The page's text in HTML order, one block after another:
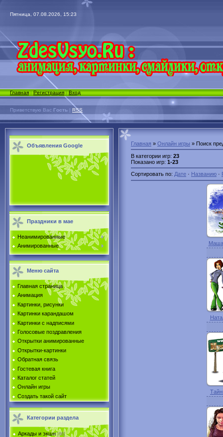
Пятница, 07.08.2026, 15:23
Главная|Регистрация|Вход
Приветствую Вас Гость | RSS
Объявления Google
Праздники в мае
Неанимированные
Анимированные
Меню сайта
Главная страница
Анимация
Картинки, рисунки
Картинки карандашом
Картинки с надписями
Голосовые поздравления
Открытки анимированные
Открытки-картинки
Обратная связь
Гостевая книга
Каталог статей
Онлайн игры
Создать такой сайт
Категории раздела
Аркады и экшн [86]
Главная » Онлайн игры » Поиск
В категории игр: 23
Показано игр: 1-23
Сортировать по: Дате · Названию ·